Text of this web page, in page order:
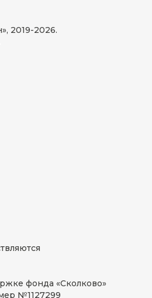
2019-2026.
фонда «Сколково»
№1127299